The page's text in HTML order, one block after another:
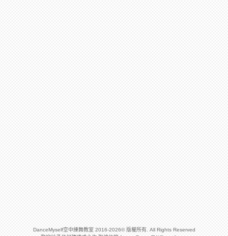
DanceMyself空中練舞教室 2016-2026© 版權所有. All Rights Reserved